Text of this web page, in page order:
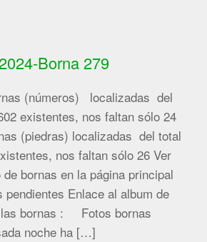
Borna 279
(números) localizadas del
existentes, nos faltan sólo 24
(piedras) localizadas del total
nos faltan sólo 26 Ver
de bornas en la página principal
Enlace al album de
las bornas : Fotos bornas
noche ha […]